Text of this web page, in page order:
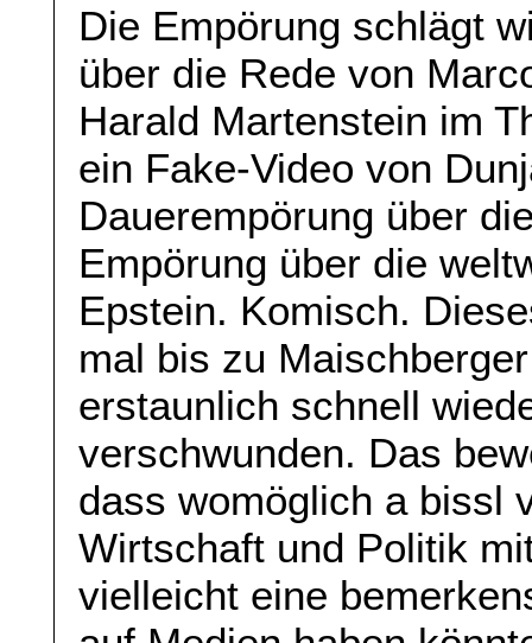
Die Empörung schlägt
über die Rede von
Harald Martenstein im
ein Fake-Video von
Dauerempörung über
Empörung über die
Epstein. Komisch.
mal bis zu
erstaunlich schnell
verschwunden. Das
dass womöglich a bissl
Wirtschaft und Politik
vielleicht eine